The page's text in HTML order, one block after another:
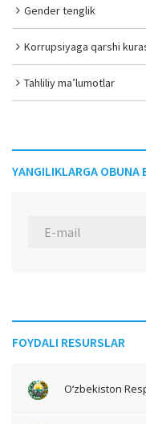
Gender tenglik
Korrupsiyaga qarshi
Tahliliy ma’lumotlar
YANGILIKLARGA OBUNA
FOYDALI RESURSLAR
O‘zbekiston